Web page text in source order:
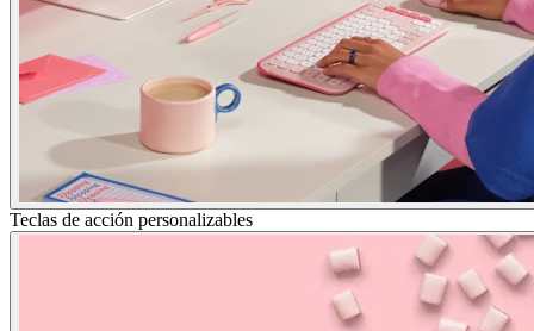
Teclas de acción personalizables